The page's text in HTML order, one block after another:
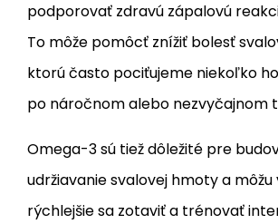
podporovať zdravú zápalovú
To môže pomôcť znížiť bolesť
ktorú často pociťujeme niekoľko
po náročnom alebo nezvyčajnom
Omega-3 sú tiež dôležité pre
udržiavanie svalovej hmoty a
rýchlejšie sa zotaviť a trénovať